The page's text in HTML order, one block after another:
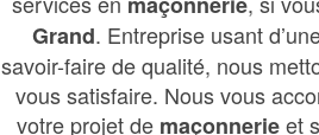
Grand. Entreprise usant
savoir-faire de qualité, nous
vous satisfaire. Nous vous
votre projet de maçonnerieet